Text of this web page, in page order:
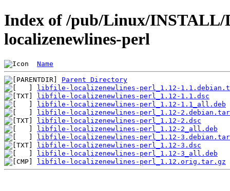
Index of /pub/Linux/
localizenewlines-perl
Name
Parent Directory
libfile-localizenewlines-perl_1.12-
libfile-localizenewlines-perl_1.12-1.1.dsc
libfile-localizenewlines-perl_1.12-1.1_all.deb
libfile-localizenewlines-perl_1.12-
libfile-localizenewlines-perl_1.12-2.dsc
libfile-localizenewlines-perl_1.12-2_all.deb
libfile-localizenewlines-perl_1.12-
libfile-localizenewlines-perl_1.12-3.dsc
libfile-localizenewlines-perl_1.12-3_all.deb
libfile-localizenewlines-perl_1.12.orig.tar.gz